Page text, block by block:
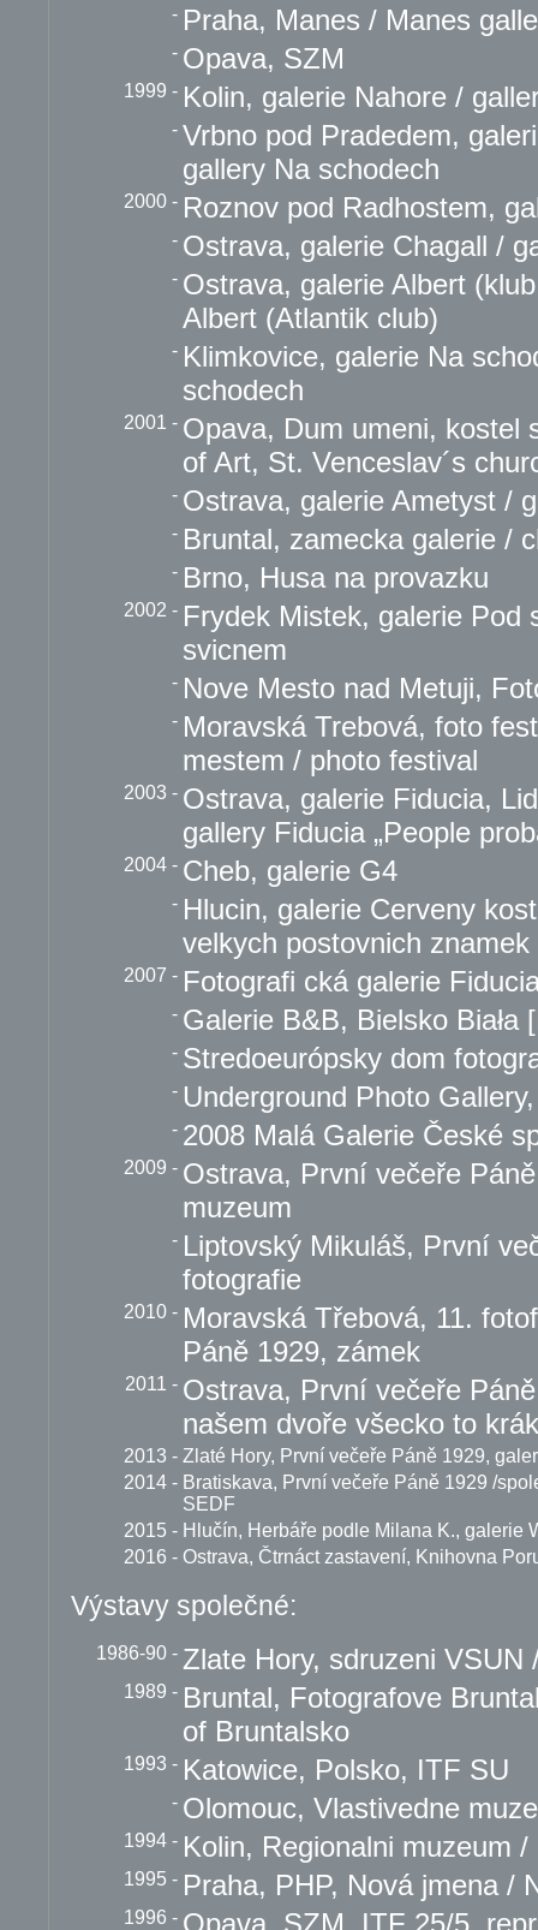
- Praha, Manes / Manes
- Opava, SZM
1999 - Kolin, galerie Nahore /
- Vrbno pod Pradedem,
gallery Na schodech
2000 - Roznov pod Radhostem,
- Ostrava, galerie Chagall /
- Ostrava, galerie Albert
Albert (Atlantik club)
- Klimkovice, galerie Na
schodech
2001 - Opava, Dum umeni, kostel
of Art, St. Venceslav´s
- Ostrava, galerie Ametyst /
- Bruntal, zamecka galerie /
- Brno, Husa na provazku
2002 - Frydek Mistek, galerie Pod
svicnem
- Nove Mesto nad Metuji,
- Moravská Trebová, foto
mestem / photo festival
2003 - Ostrava, galerie Fiducia,
gallery Fiducia „People
2004 - Cheb, galerie G4
- Hlucin, galerie Cerveny
velkych postovnich znamek
2007 - Fotografi cká galerie
- Galerie B&B, Bielsko Biała
- Stredoeurópsky dom
- Underground Photo
- 2008 Malá Galerie České
2009 - Ostrava, První večeře
muzeum
- Liptovský Mikuláš, První
fotografie
2010 - Moravská Třebová, 11.
Páně 1929, zámek
2011 - Ostrava, První večeře
našem dvoře všecko to
2013 - Zlaté Hory, První večeře Páně 1929,
2014 - Bratiskava, První večeře Páně 1929 /
SEDF
2015 - Hlučín, Herbáře podle Milana K., galerie
2016 - Ostrava, Čtrnáct zastavení, Knihovna
Výstavy společné:
1986-90 - Zlate Hory, sdruzeni VSUN
1989 - Bruntal, Fotografove
of Bruntalsko
1993 - Katowice, Polsko, ITF SU
- Olomouc, Vlastivedne
1994 - Kolin, Regionalni muzeum
1995 - Praha, PHP, Nová jmena /
1996 - Opava, SZM, ITF 25/5,